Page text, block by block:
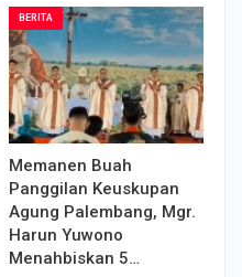
BERITA
Memanen Buah
Panggilan Keuskupan
Agung Palembang, Mgr.
Harun Yuwono
Menahbiskan 5…